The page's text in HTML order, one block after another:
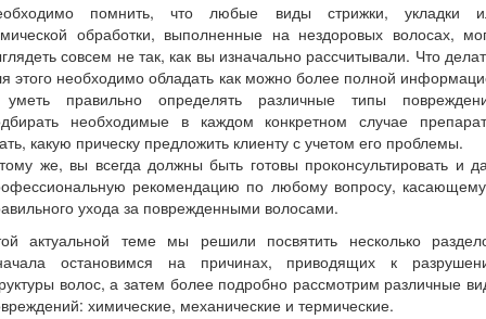
помнить, что любые виды стрижки, укладки
обработки, выполненные на нездоровых волосах,
совсем не так, как вы изначально рассчитывали. Что
этого необходимо обладать как можно более полной
правильно определять различные типы
необходимые в каждом конкретном случае
какую прическу предложить клиенту с учетом его проблемы.
же, вы всегда должны быть готовы проконсультировать и
рекомендацию по любому вопросу,
ухода за поврежденными волосами.
актуальной теме мы решили посвятить несколько
остановимся на причинах, приводящих к
волос, а затем более подробно рассмотрим различные
химические, механические и термические.